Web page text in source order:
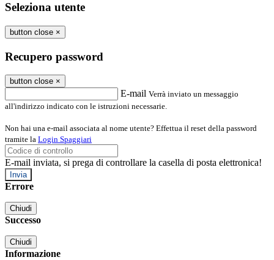
Seleziona utente
button close ×
Recupero password
button close ×
E-mail Verrà inviato un messaggio
all'indirizzo indicato con le istruzioni necessarie.
Non hai una e-mail associata al nome utente? Effettua il reset della password
tramite la Login Spaggiari
E-mail inviata, si prega di controllare la casella di posta elettronica!
Errore
Chiudi
Successo
Chiudi
Informazione